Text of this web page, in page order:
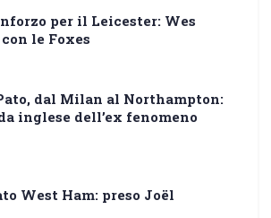
per il Leicester: Wes
le Foxes
dal Milan al Northampton:
inglese dell’ex fenomeno
West Ham: preso Joël